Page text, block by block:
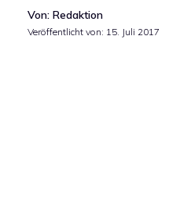
Von: Redaktion
Veröffentlicht von: 15. Juli 2017